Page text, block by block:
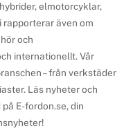
elmotorcyklar,
rapporterar även om
och
internationellt. Vår
– från verkstäder
Läs nyheter och
E-fordon.se, din